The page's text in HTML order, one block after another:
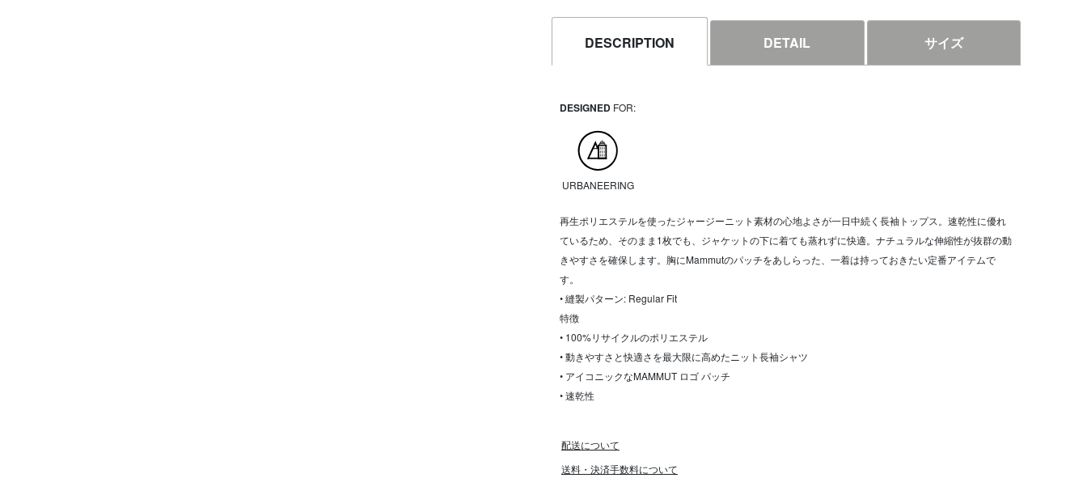
DESCRIPTION DETAIL サイズ
DESIGNED FOR:
URBANEERING
再生ポリエステルを使ったジャージーニット素材の心地よさが一日中続く長袖トップス。速乾性に優れ
ているため、そのまま1枚でも、ジャケットの下に着ても蒸れずに快適。ナチュラルな伸縮性が抜群の動
きやすさを確保します。胸にMammutのパッチをあしらった、一着は持っておきたい定番アイテムで
す。
• 縫製パターン: Regular Fit
特徴
• 100%リサイクルのポリエステル
• 動きやすさと快適さを最大限に高めたニット長袖シャツ
• アイコニックなMAMMUT ロゴ パッチ
• 速乾性
配送について
送料・決済手数料について